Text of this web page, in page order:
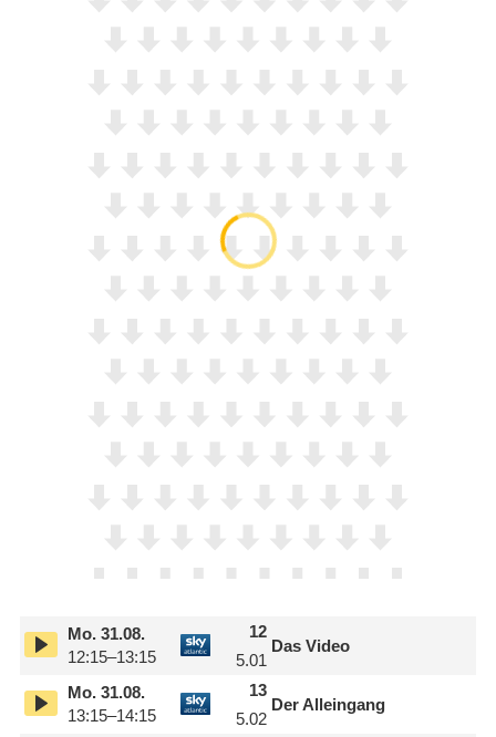
Mo.31.08.
12:15–13:15
12
5.01
Das Video
Mo.31.08.
13:15–14:15
13
5.02
Der Alleingang